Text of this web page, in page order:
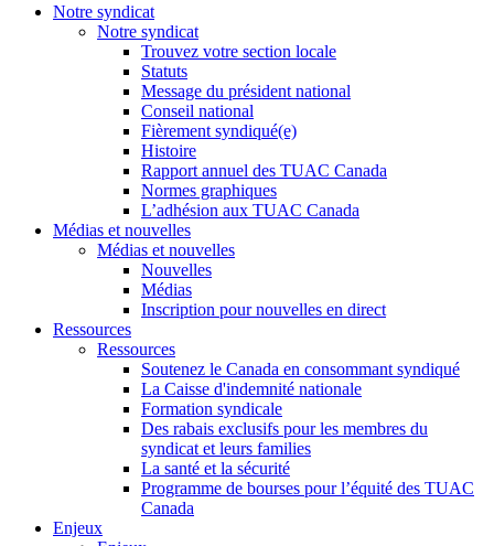
Notre syndicat
Notre syndicat
Trouvez votre section locale
Statuts
Message du président national
Conseil national
Fièrement syndiqué(e)
Histoire
Rapport annuel des TUAC Canada
Normes graphiques
L’adhésion aux TUAC Canada
Médias et nouvelles
Médias et nouvelles
Nouvelles
Médias
Inscription pour nouvelles en direct
Ressources
Ressources
Soutenez le Canada en consommant syndiqué
La Caisse d'indemnité nationale
Formation syndicale
Des rabais exclusifs pour les membres du
syndicat et leurs families
La santé et la sécurité
Programme de bourses pour l’équité des TUAC
Canada
Enjeux